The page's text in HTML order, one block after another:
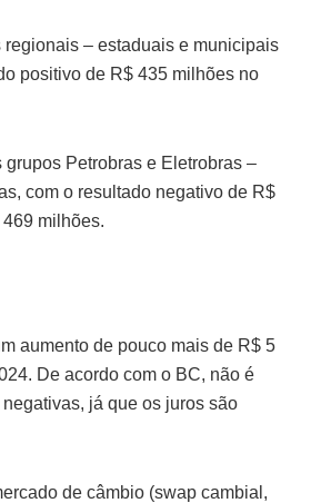
– estaduais e municipais
positivo de R$ 435 milhões no
Petrobras e Eletrobras –
com o resultado negativo de R$
milhões.
aumento de pouco mais de R$ 5
De acordo com o BC, não é
já que os juros são
de câmbio (swap cambial,